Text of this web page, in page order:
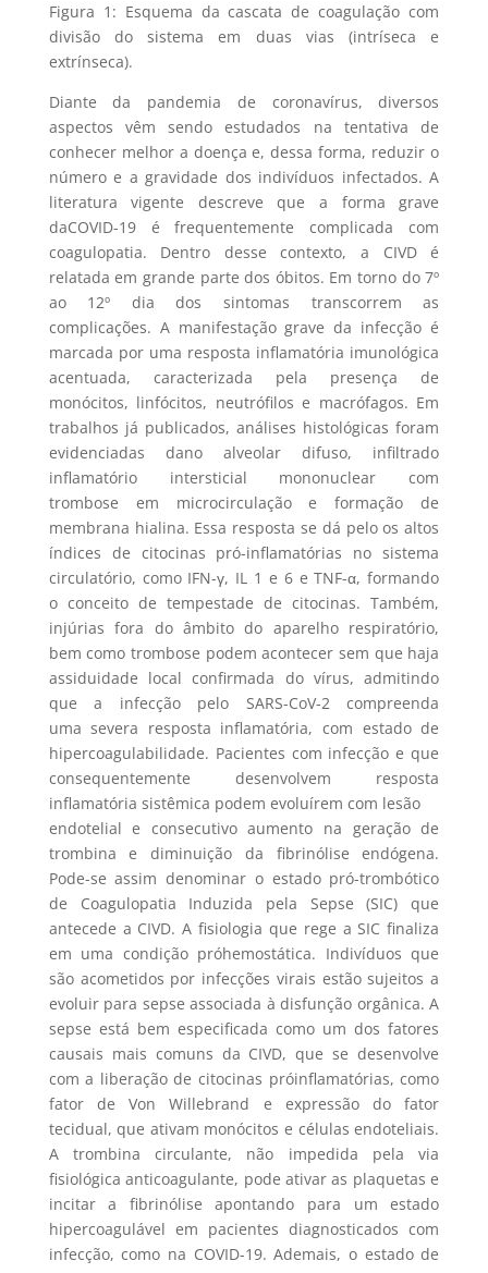
Figura 1: Esquema da cascata de coagulação com
divisão do sistema em duas vias (intríseca e
extrínseca).
Diante da pandemia de coronavírus, diversos
aspectos vêm sendo estudados na tentativa de
conhecer melhor a doença e, dessa forma, reduzir o
número e a gravidade dos indivíduos infectados. A
literatura vigente descreve que a forma grave
daCOVID-19 é frequentemente complicada com
coagulopatia. Dentro desse contexto, a CIVD é
relatada em grande parte dos óbitos. Em torno do 7º
ao 12º dia dos sintomas transcorrem as
complicações. A manifestação grave da infecção é
marcada por uma resposta inflamatória imunológica
acentuada, caracterizada pela presença de
monócitos, linfócitos, neutrófilos e macrófagos. Em
trabalhos já publicados, análises histológicas foram
evidenciadas dano alveolar difuso, infiltrado
inflamatório intersticial mononuclear com
trombose em microcirculação e formação de
membrana hialina. Essa resposta se dá pelo os altos
índices de citocinas pró-inflamatórias no sistema
circulatório, como IFN-γ, IL 1 e 6 e TNF-α, formando
o conceito de tempestade de citocinas. Também,
injúrias fora do âmbito do aparelho respiratório,
bem como trombose podem acontecer sem que haja
assiduidade local confirmada do vírus, admitindo
que a infecção pelo SARS-CoV-2 compreenda
uma severa resposta inflamatória, com estado de
hipercoagulabilidade. Pacientes com infecção e que
consequentemente desenvolvem resposta
inflamatória sistêmica podem evoluírem com lesão
endotelial e consecutivo aumento na geração de
trombina e diminuição da fibrinólise endógena.
Pode-se assim denominar o estado pró-trombótico
de Coagulopatia Induzida pela Sepse (SIC) que
antecede a CIVD. A fisiologia que rege a SIC finaliza
em uma condição próhemostática. Indivíduos que
são acometidos por infecções virais estão sujeitos a
evoluir para sepse associada à disfunção orgânica. A
sepse está bem especificada como um dos fatores
causais mais comuns da CIVD, que se desenvolve
com a liberação de citocinas próinflamatórias, como
fator de Von Willebrand e expressão do fator
tecidual, que ativam monócitos e células endoteliais.
A trombina circulante, não impedida pela via
fisiológica anticoagulante, pode ativar as plaquetas e
incitar a fibrinólise apontando para um estado
hipercoagulável em pacientes diagnosticados com
infecção, como na COVID-19. Ademais, o estado de